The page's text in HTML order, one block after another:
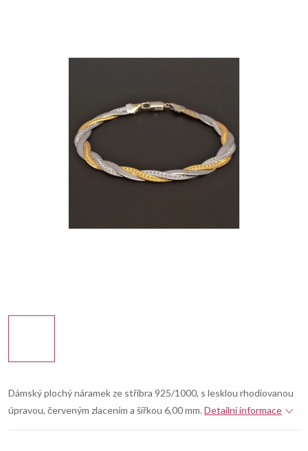
Dámský plochý náramek ze stříbra 925/1000, s lesklou rhodiovanou
úpravou, červeným zlacením a šířkou 6,00 mm. Detailní informace